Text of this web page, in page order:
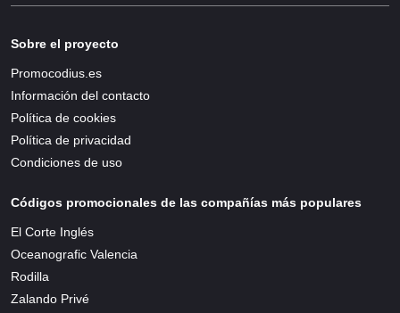
Sobre el proyecto
Promocodius.es
Información del contacto
Política de cookies
Política de privacidad
Condiciones de uso
Códigos promocionales de las compañías más populares
El Corte Inglés
Oceanografic Valencia
Rodilla
Zalando Privé